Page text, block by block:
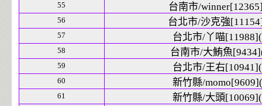
55 台南市/
56 台北市/沙克強
57 台北市/丫喵
58 台南市/大鮪魚
59 台北市/王右
60 新竹縣/
61 新竹縣/大頭